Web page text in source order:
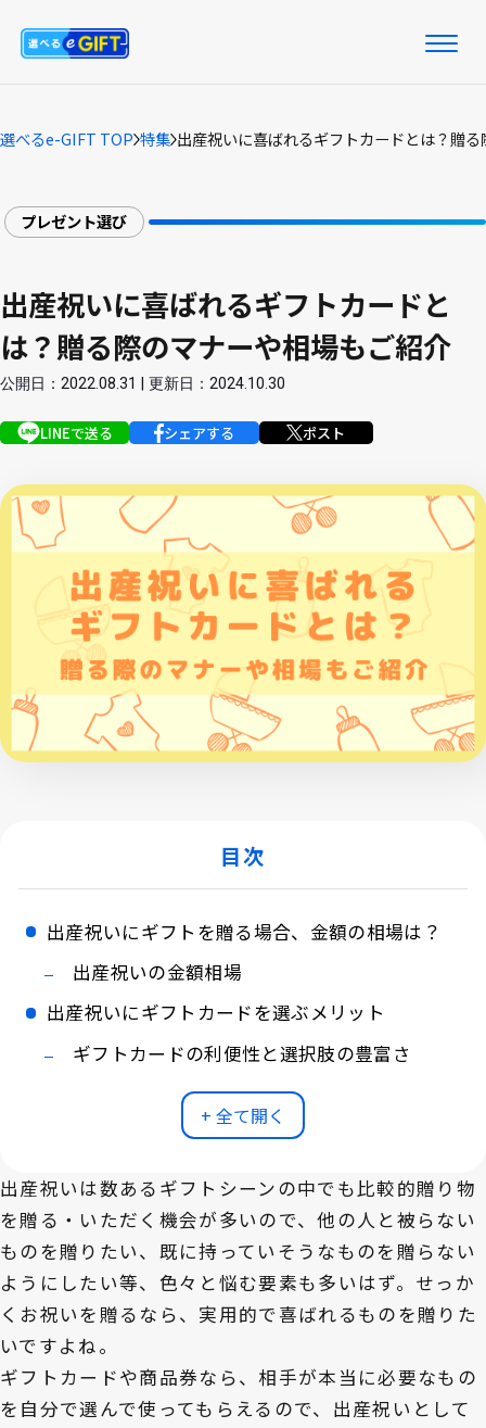
選べるe-GIFT TOP 特集 出産祝いに喜ばれるギフトカードとは？贈
プレゼント選び
出産祝いに喜ばれるギフトカードと
は？贈る際のマナーや相場もご紹介
公開日：2022.08.31 | 更新日：2024.10.30
LINEで送る シェアする ポスト
目次
出産祝いにギフトを贈る場合、金額の相場は？
出産祝いの金額相場
出産祝いにギフトカードを選ぶメリット
ギフトカードの利便性と選択肢の豊富さ
+ 全て開く
出産祝いは数あるギフトシーンの中でも比較的贈り物
を贈る・いただく機会が多いので、他の人と被らない
ものを贈りたい、既に持っていそうなものを贈らない
ようにしたい等、色々と悩む要素も多いはず。せっか
くお祝いを贈るなら、実用的で喜ばれるものを贈りた
いですよね。
ギフトカードや商品券なら、相手が本当に必要なもの
を自分で選んで使ってもらえるので、出産祝いとして